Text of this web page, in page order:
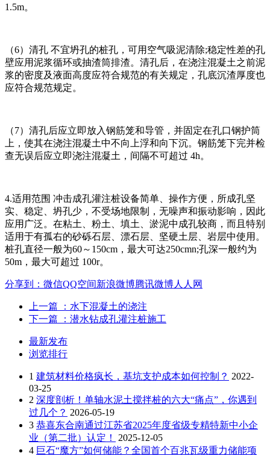
1.5m。
（6）清孔 不宜坍孔的桩孔，可用空气吸泥清除;稳定性差的孔
壁应用泥浆循环或抽渣筒排渣。清孔后，在浇注混凝土之前泥
浆的密度及液面高度应符合规范的有关规定，孔底沉渣厚度也
应符合规范规定。
（7）清孔后应立即放入钢筋笼和导管，并固定在孔口钢护筒
上，使其在浇注混凝土中不向上浮和向下沉。钢筋笼下完并检
查无误后应立即浇注混凝土，间隔不可超过 4h。
4.适用范围 冲击成孔灌注桩设备简单、操作方便，所成孔坚
实、稳定、坍孔少，不受场地限制，无噪声和振动影响，因此
应用广泛。在粘土、粉土、填土、淤泥中成孔较商，而且特别
适用于有孤右的砂砾石层、漂石层、坚硬土层、岩层中使用。
桩孔直径一般为60～150cm，最大可达250cmn;孔深一般约为
50m，最大可超过 100r。
分享到： 微信QQ空间新浪微博腾讯微博人人网
上一篇
：水下混凝土的浇注
下一篇
：潜水钻成孔灌注桩施工
最新发布
浏览排行
1 建筑材料价格疯长，基坑支护成本如何控制？ 2022-
03-25
2 深度剖析！单轴水泥土搅拌桩的六大“痛点”，你遇到
过几个？ 2026-05-19
3 恭喜东合南通过江苏省2025年度省级专精特新中小企
业（第二批）认定！
2025-12-05
4 巨石“魔方”如何储能？全国首个百兆瓦级重力储能项